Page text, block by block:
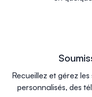
Recueillez et gérez
personnalisés, des